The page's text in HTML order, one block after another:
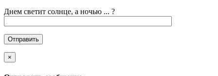
Днем светит солнце, а ночью ... ?
×